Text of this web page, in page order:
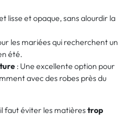
lisse et opaque, sans alourdir la
les mariées qui recherchent un
été.
: Une excellente option pour
avec des robes près du
faut éviter les matières trop